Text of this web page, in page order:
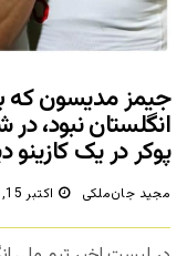
جیمز مدیسون که
انگلستان نبود،
پوکر در یک
مجید جان‌ملکی اکتبر 15, 2019